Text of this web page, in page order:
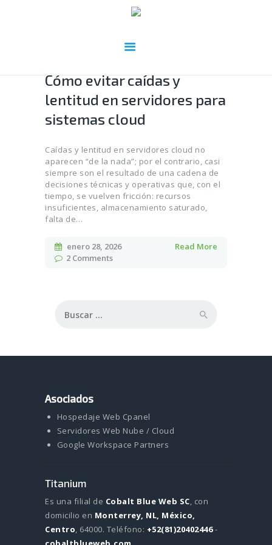
Cómo evitar caídas y
lentitud en servidores para
sistemas cloud
Caídas y lentitud en servidores cloud no
aparecen “de la nada”; por el contrario, casi
siempre son el resultado de una cadena de
decisiones técnicas y operativas que, con el
tiempo, se vuelven fricción: recursos
insuficientes, almacenamiento saturado,
falta de…
enero 28, 2026
2 Comments
Read More
Asociados
Hospedaje Web Cpanel
Servidores Web Nube / Cloud
Google Workspace Partners
Titanium
Es una filial de Cobalt Blue Web SC, con
domicilio en Monterrey, NL, México,
Centro, 64000. Teléfono: +52(81)20402446-